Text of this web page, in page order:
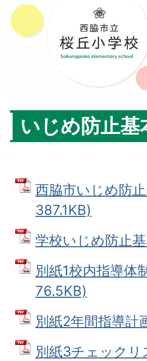
いじめ防止基
西脇市いじめ防
387.1KB)
学校いじめ防止
別紙1校内指導体
76.5KB)
別紙2年間指導計
別紙3チェック